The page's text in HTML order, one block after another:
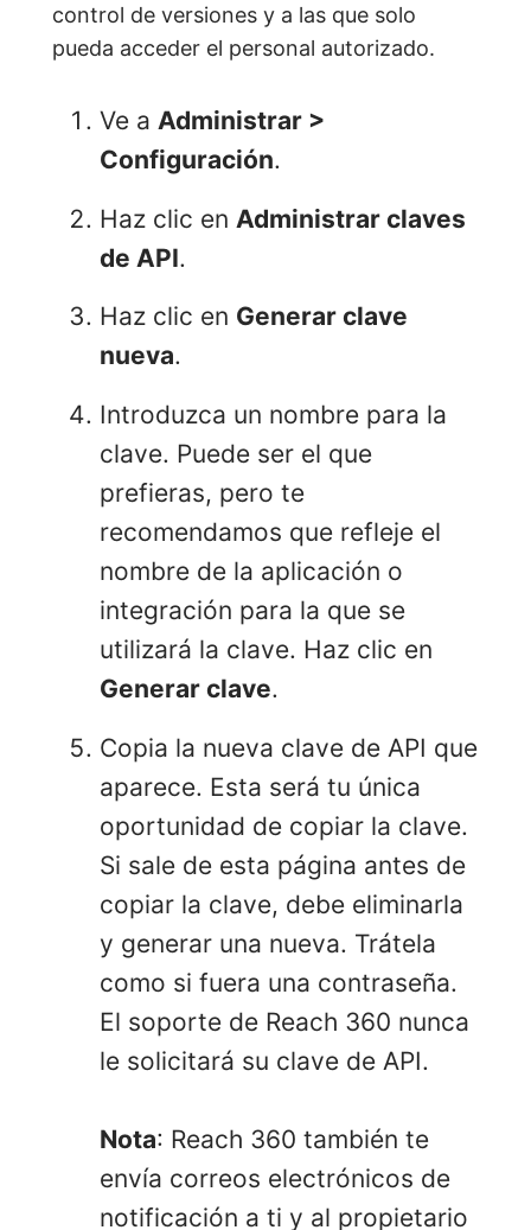
control de versiones y a las que solo
pueda acceder el personal autorizado.
Ve a Administrar >
Configuración.
Haz clic en Administrar claves
de API.
Haz clic en Generar clave
nueva.
Introduzca un nombre para la
clave. Puede ser el que
prefieras, pero te
recomendamos que refleje el
nombre de la aplicación o
integración para la que se
utilizará la clave. Haz clic en
Generar clave.
Copia la nueva clave de API que
aparece. Esta será tu única
oportunidad de copiar la clave.
Si sale de esta página antes de
copiar la clave, debe eliminarla
y generar una nueva. Trátela
como si fuera una contraseña.
El soporte de Reach 360 nunca
le solicitará su clave de API.
Nota: Reach 360 también te
envía correos electrónicos de
notificación a ti y al propietario